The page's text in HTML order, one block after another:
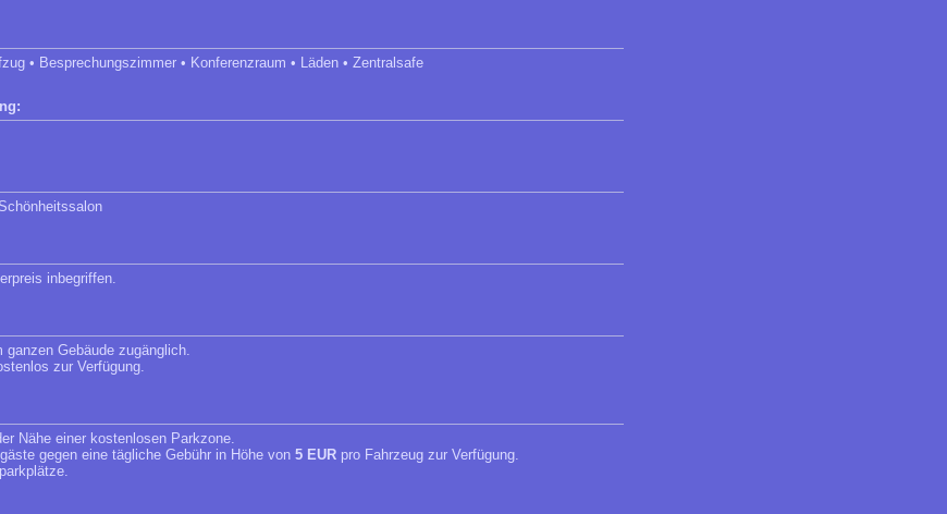
• Besprechungszimmer • Konferenzraum • Läden • Zentralsafe
inbegriffen.
Gebäude zugänglich.
zur Verfügung.
Nähe einer kostenlosen Parkzone.
gegen eine tägliche Gebühr in Höhe von 5 EUR pro Fahrzeug zur Verfügung.